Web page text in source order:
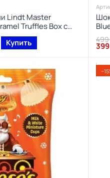
Lindt Master
Truffles Box с
г.
Купить
144г
499